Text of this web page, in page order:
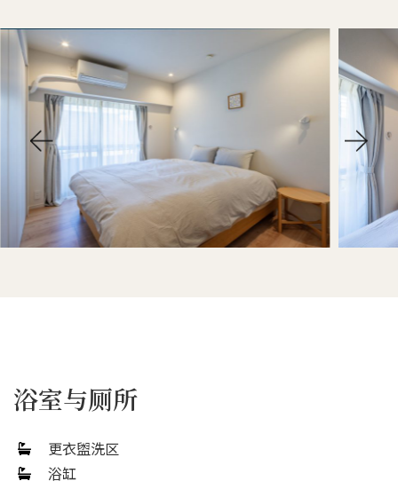
浴室与厕所
更衣盥洗区
浴缸